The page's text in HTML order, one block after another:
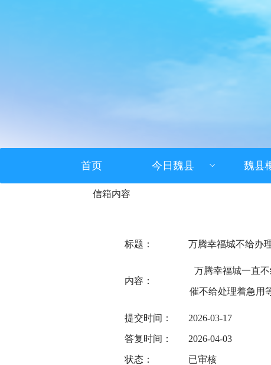
首页 今日魏县 魏县
信箱内容
标题： 万腾幸福城不给办
内容：
万腾幸福城一直
催不给处理着急用
提交时间： 2026-03-17
答复时间： 2026-04-03
状态： 已审核